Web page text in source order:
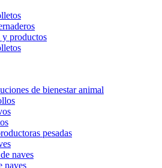
productos
de bienestar animal
pesadas
naves
naves